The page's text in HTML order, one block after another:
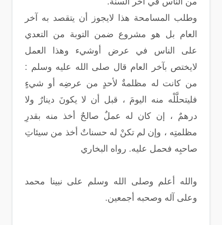
وطلب المسامحة هذا لايجوز أن يتقصد به آخر
العام بل هو مشروع ضمن التوبة من التعدي
على الناس في عرض أوشيء وهذا العمل
لايختص بآخر العام قال صلى الله عليه وسلم :
من كانت له مظلمةٌ لأحدٍ من عرضِه أو شيءٍ
فليتحلَّلْه منه اليومَ ، قبل أن لا يكونَ دينارٌ ولا
درهمٌ ، إن كان له عملٌ صالحٌ أخذ منه بقدرِ
مظلمتِه ، وإن لم تكنْ له حسناتٌ أخذ من سيئاتِ
صاحبِه فحمل عليه. رواه البخاري
والله أعلم وصلى الله وسلم على نبينا محمد
وعلى آله وصحبه أجمعين.